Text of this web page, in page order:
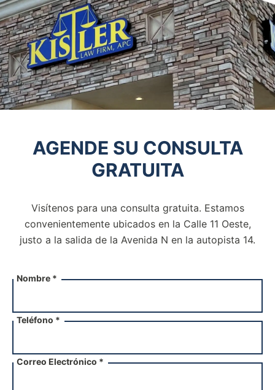
AGENDE SU CONSULTA
GRATUITA
Visítenos para una consulta gratuita. Estamos
convenientemente ubicados en la Calle 11 Oeste,
justo a la salida de la Avenida N en la autopista 14.
Nombre *
Teléfono *
Correo Electrónico *